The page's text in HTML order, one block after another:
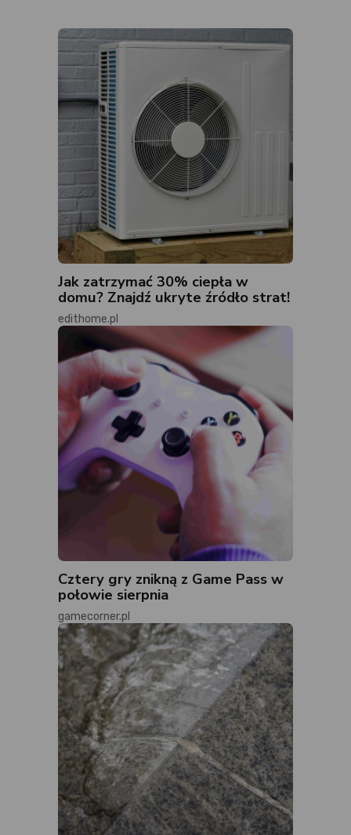
Jak zatrzymać 30% ciepła w
domu? Znajdź ukryte źródło strat!
edithome.pl
Cztery gry znikną z Game Pass w
połowie sierpnia
gamecorner.pl